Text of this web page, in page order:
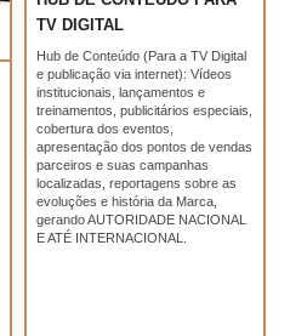
TV DIGITAL
Hub de Conteúdo (Para a TV Digital
e publicação via internet): Vídeos
institucionais, lançamentos e
treinamentos, publicitários especiais,
cobertura dos eventos,
apresentação dos pontos de vendas
parceiros e suas campanhas
localizadas, reportagens sobre as
evoluções e história da Marca,
gerando AUTORIDADE NACIONAL
E ATÉ INTERNACIONAL.